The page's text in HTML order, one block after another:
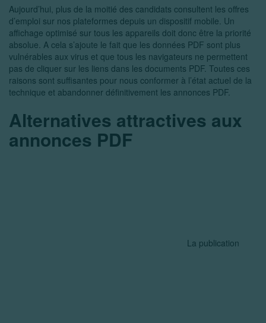
Aujourd’hui, plus de la moitié des candidats consultent les offres
d’emploi sur nos plateformes depuis un dispositif mobile. Un
affichage optimisé sur tous les appareils doit donc être la priorité
absolue. A cela s’ajoute le fait que les données PDF sont plus
vulnérables aux virus et que tous les navigateurs ne permettent
pas de cliquer sur les liens dans les documents PDF. Toutes ces
raisons sont suffisantes pour nous conformer à l’état actuel de la
technique et abandonner définitivement les annonces PDF.
Alternatives attractives aux
annonces PDF
La publication